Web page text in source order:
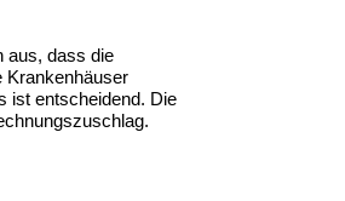
aus, dass die
Krankenhäuser
ist entscheidend. Die